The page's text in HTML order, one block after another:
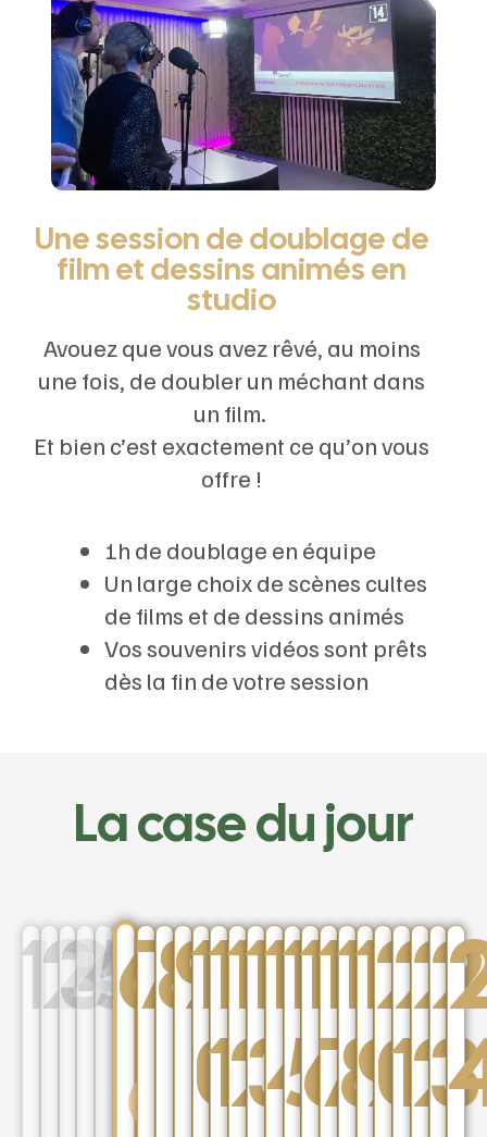
Une session de doublage de
film et dessins animés en
studio
Avouez que vous avez rêvé, au moins
une fois, de doubler un méchant dans
un film.
Et bien c’est exactement ce qu’on vous
offre !
1h de doublage en équipe
Un large choix de scènes cultes
de films et de dessins animés
Vos souvenirs vidéos sont prêts
dès la fin de votre session
La case du jour
12
3
4
5
6
PARTICIPER
AU TIRAGE
7
8
9
1
0
1
1
1
2
1
3
1
4
1
5
1
6
1
7
1
8
1
9
2
0
2
1
2
2
2
3